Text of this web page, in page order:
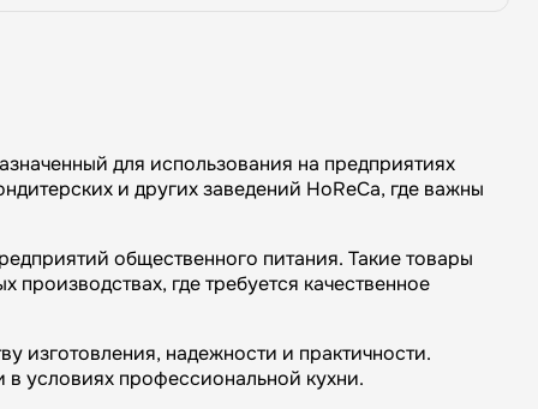
для использования на предприятиях
и других заведений HoReCa, где важны
общественного питания. Такие товары
где требуется качественное
изготовления, надежности и практичности.
в условиях профессиональной кухни.